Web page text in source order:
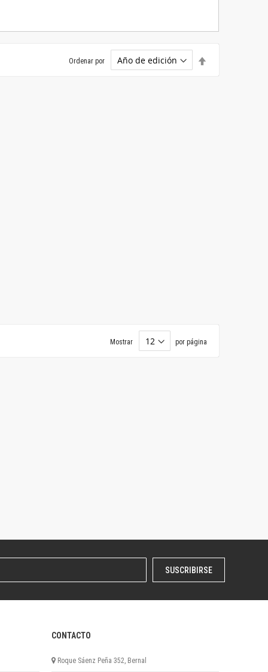
Ordenar por
descendente
Mostrar por página
SUSCRIBIRSE
CONTACTO
Roque Sáenz Peña 352, Bernal